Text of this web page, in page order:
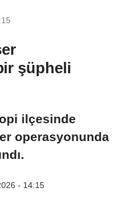
şüpheli
ilçesinde
operasyonunda
- 14:15